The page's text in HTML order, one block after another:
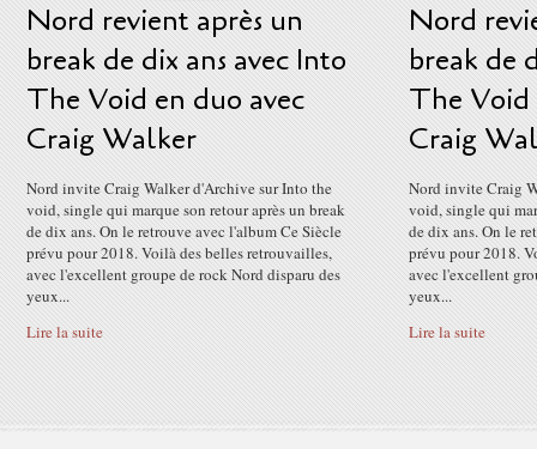
Nord revient après un
break de dix ans avec Into
The Void en duo avec
Craig Walker
Nord invite Craig Walker d'Archive sur Into the
void, single qui marque son retour après un break
de dix ans. On le retrouve avec l'album Ce Siècle
prévu pour 2018. Voilà des belles retrouvailles,
avec l'excellent groupe de rock Nord disparu des
yeux...
Lire la suite
Nord
break de
The Void
Craig
Nord invite Craig
void, single qui
de dix ans. On le
prévu pour 2018.
avec l'excellent
yeux...
Lire la suite